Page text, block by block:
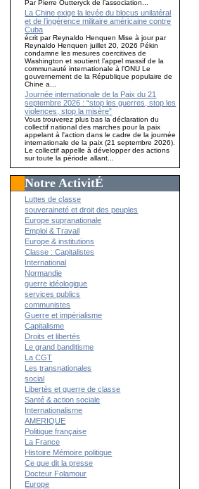
Par Pierre Outteryck de l’association...
La Chine exige la levée du blocus unilatéral
et de l’ingérence militaire américaine contre
Cuba
écrit par Reynaldo Henquen Mise à jour par
Reynaldo Henquen juillet 20, 2026 Pékin
condamne les mesures coercitives de
Washington et soutient l’appel massif de la
communauté internationale à l’ONU Le
gouvernement de la République populaire de
Chine a...
Journée internationale de la Paix du 21
septembre 2026 : “stop les guerres, stop les
violences, stop la misère”
Vous trouverez plus bas la déclaration du
collectif national des marches pour la paix
appelant à l'action dans le cadre de la journée
internationale de la paix (21 septembre 2026).
Le collectif appelle à développer des actions
sur toute la période allant...
Notre ActivitÉ
Luttes de classe
souveraineté et droit des peuples
Europe supranationale
Emploi & Travail
Europe & institutions
Classe : Capitalistes
International
Normandie
guerre idéologique
services publics
communistes
Guerre et impérialisme
Capitalisme
Droits et libertés
Le grand banditisme
La CGT
Les transnationales
social
Libertés et guerre de classe
Santé & action sociale
Internationalisme
AMERIQUE
Politique française
La France
Histoire Mémoire politique
Ce que dit la presse
Docteur Folamour
Europe